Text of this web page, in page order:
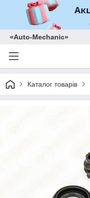
«Auto-Mechanic»
Каталог товарів